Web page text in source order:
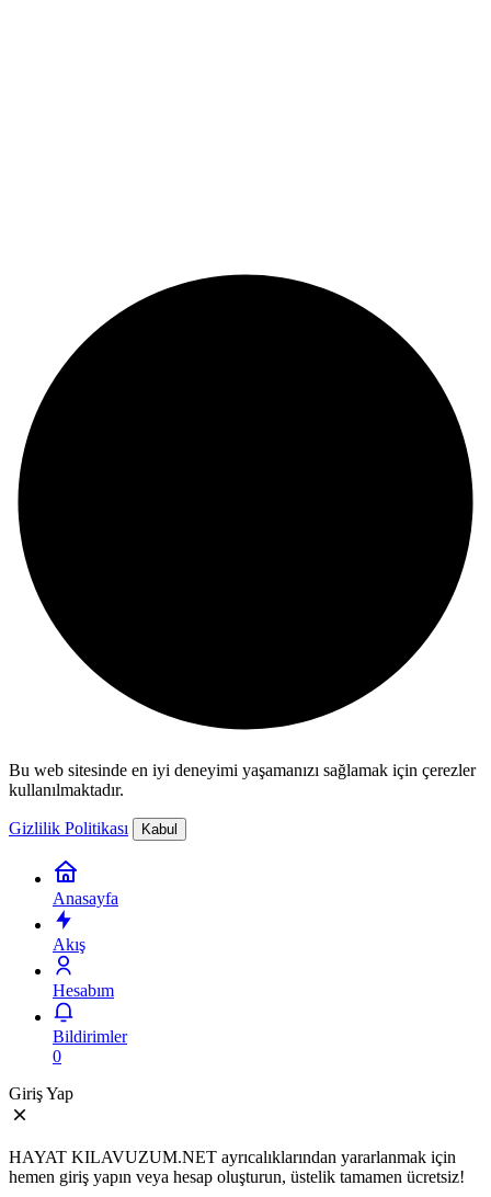
Bu web sitesinde en iyi deneyimi yaşamanızı sağlamak için çerezler
kullanılmaktadır.
Gizlilik Politikası Kabul
Anasayfa
Akış
Hesabım
Bildirimler
0
Giriş Yap
HAYAT KILAVUZUM.NET ayrıcalıklarından yararlanmak için
hemen giriş yapın veya hesap oluşturun, üstelik tamamen ücretsiz!